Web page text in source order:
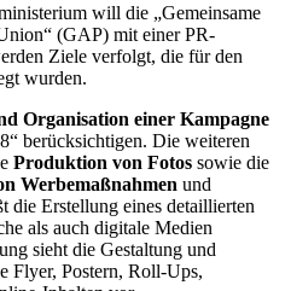
will die „Gemeinsame
(GAP) mit einer PR-
Ziele verfolgt, die für den
wurden.
Organisation einer Kampagne
berücksichtigen. Die weiteren
Produktion von Fotos sowie die
Werbemaßnahmen und
die Erstellung eines detaillierten
als auch digitale Medien
sieht die Gestaltung und
Flyer, Postern, Roll-Ups,